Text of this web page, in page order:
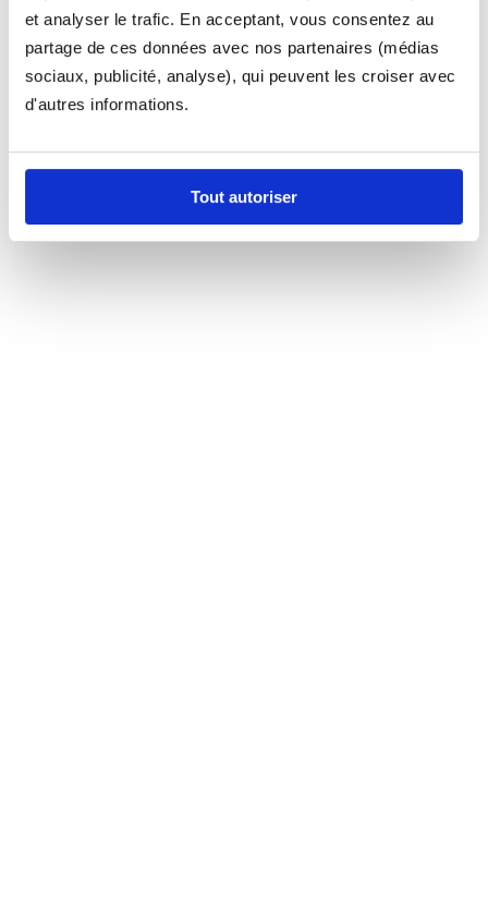
et analyser le trafic. En acceptant, vous consentez au
partage de ces données avec nos partenaires (médias
sociaux, publicité, analyse), qui peuvent les croiser avec
d'autres informations.
Tout autoriser